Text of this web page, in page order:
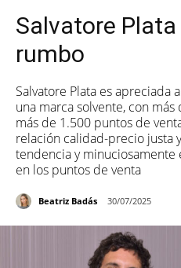
Salvatore
rumbo
Salvatore Plata es apreciada
una marca solvente, con
más de 1.500 puntos de
relación calidad-precio justa
tendencia y
en los puntos de venta
Beatriz Badás 30/07/2025